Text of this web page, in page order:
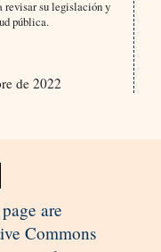
revisar su legislación y
pública.
de 2022
are
Commons